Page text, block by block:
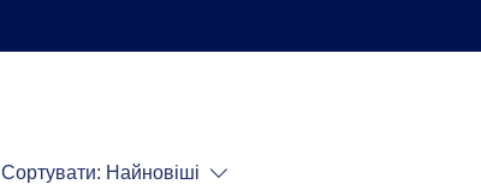
Сортувати: Найновіші